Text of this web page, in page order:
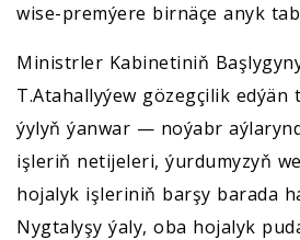
wise-premýere birnäçe anyk
Ministrler Kabinetiniň
T.Atahallyýew gözegçilik edýän
ýylyň ýanwar — noýabr
işleriň netijeleri, ýurdumyzyň
hojalyk işleriniň barşy barada
Nygtalyşy ýaly, oba hojalyk